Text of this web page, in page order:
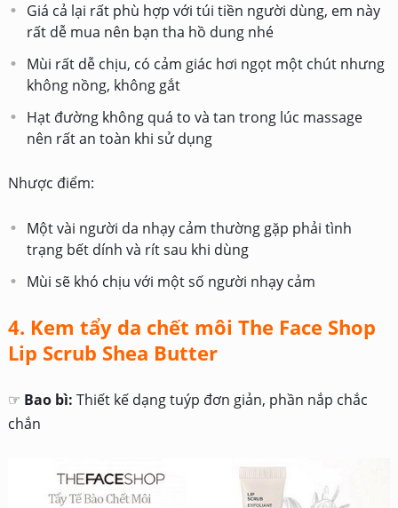
Giá cả lại rất phù hợp với túi tiền người dùng, em này
rất dễ mua nên bạn tha hồ dung nhé
Mùi rất dễ chịu, có cảm giác hơi ngọt một chút nhưng
không nồng, không gắt
Hạt đường không quá to và tan trong lúc massage
nên rất an toàn khi sử dụng
Nhược điểm:
Một vài người da nhạy cảm thường gặp phải tình
trạng bết dính và rít sau khi dùng
Mùi sẽ khó chịu với một số người nhạy cảm
4. Kem tẩy da chết môi The Face Shop
Lip Scrub Shea Butter
☞ Bao bì: Thiết kế dạng tuýp đơn giản, phần nắp chắc
chắn